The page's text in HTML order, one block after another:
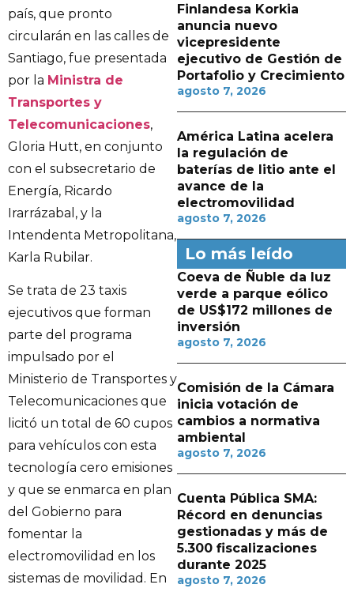
país, que pronto
circularán en las calles de
Santiago, fue presentada
por la Ministra de
Transportes y
Telecomunicaciones,
Gloria Hutt, en conjunto
con el subsecretario de
Energía, Ricardo
Irarrázabal, y la
Intendenta Metropolitana,
Karla Rubilar.
Se trata de 23 taxis
ejecutivos que forman
parte del programa
impulsado por el
Ministerio de Transportes y
Telecomunicaciones que
licitó un total de 60 cupos
para vehículos con esta
tecnología cero emisiones
y que se enmarca en plan
del Gobierno para
fomentar la
electromovilidad en los
sistemas de movilidad. En
Finlandesa Korkia
anuncia nuevo
vicepresidente
ejecutivo de Gestión de
Portafolio y Crecimiento
agosto 7, 2026
América Latina acelera
la regulación de
baterías de litio ante el
avance de la
electromovilidad
agosto 7, 2026
Lo más leído
Coeva de Ñuble da luz
verde a parque eólico
de US$172 millones de
inversión
agosto 7, 2026
Comisión de la Cámara
inicia votación de
cambios a normativa
ambiental
agosto 7, 2026
Cuenta Pública SMA:
Récord en denuncias
gestionadas y más de
5.300 fiscalizaciones
durante 2025
agosto 7, 2026